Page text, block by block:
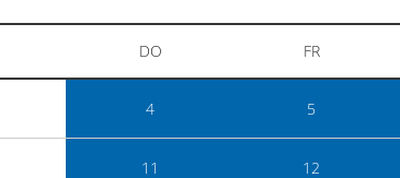
DO FR
4 5
11 12